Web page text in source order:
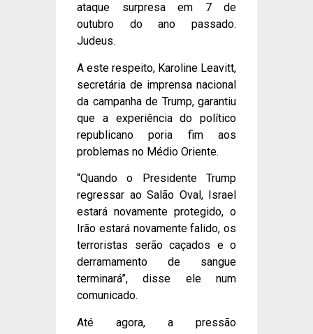
ataque surpresa em 7 de
outubro do ano passado.
Judeus.
A este respeito, Karoline Leavitt,
secretária de imprensa nacional
da campanha de Trump, garantiu
que a experiência do político
republicano poria fim aos
problemas no Médio Oriente.
“Quando o Presidente Trump
regressar ao Salão Oval, Israel
estará novamente protegido, o
Irão estará novamente falido, os
terroristas serão caçados e o
derramamento de sangue
terminará”, disse ele num
comunicado.
Até agora, a pressão